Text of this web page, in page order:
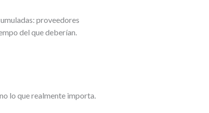
proveedores
del que deberían.
lo que realmente importa.